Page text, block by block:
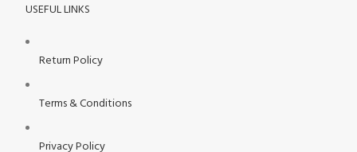
USEFUL LINKS
Return Policy
Terms & Conditions
Privacy Policy